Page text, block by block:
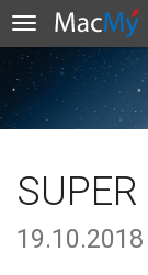
19.10.2018